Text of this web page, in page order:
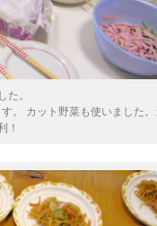
た。
。 カット野菜も使いました。
！